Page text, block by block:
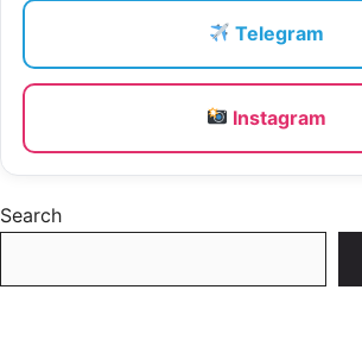
Telegram
Instagram
Search